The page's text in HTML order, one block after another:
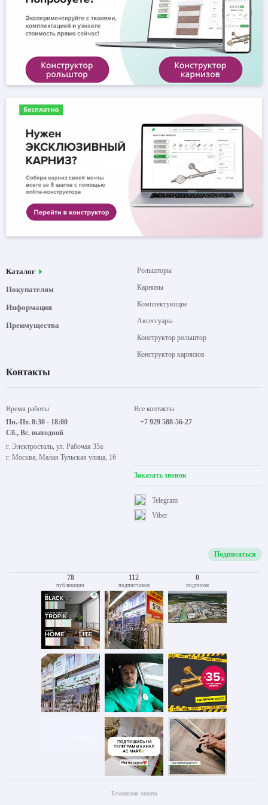
Каталог
Покупателям
Информация
Преимущества
Рольшторы
Карнизы
Комплектующие
Аксессуары
Конструктор рольштор
Конструктор карнизов
Контакты
Время работы
Пн.-Пт. 8:30 - 18:00
Сб., Вс. выходной
г. Электросталь, ул. Рабочая 35а
г. Москва, Малая Тульская улица, 16
Все контакты
+7 929 588-56-27
Заказать звонок
Viber
Telegram
Подписаться
78
публикации
112
подписчиков
0
подписок
Безопасная оплата